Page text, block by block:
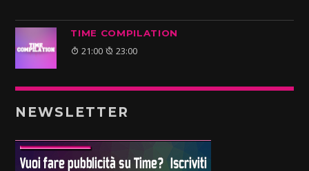
TIME COMPILATION
21:00 23:00
NEWSLETTER